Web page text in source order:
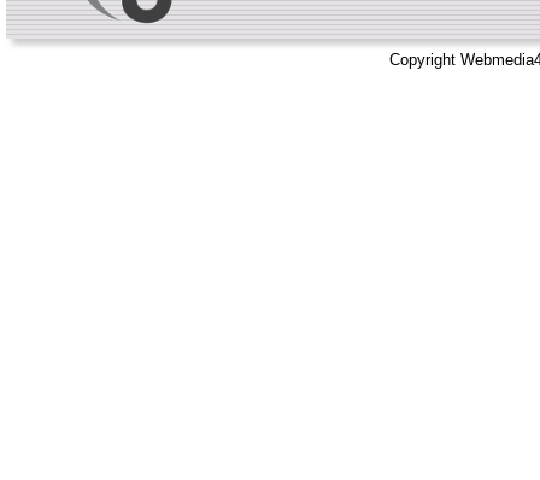
Copyright